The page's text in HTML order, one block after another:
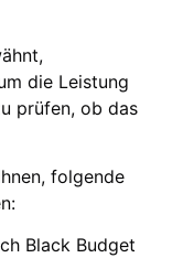
die Leistung
prüfen, ob das
folgende
Black Budget